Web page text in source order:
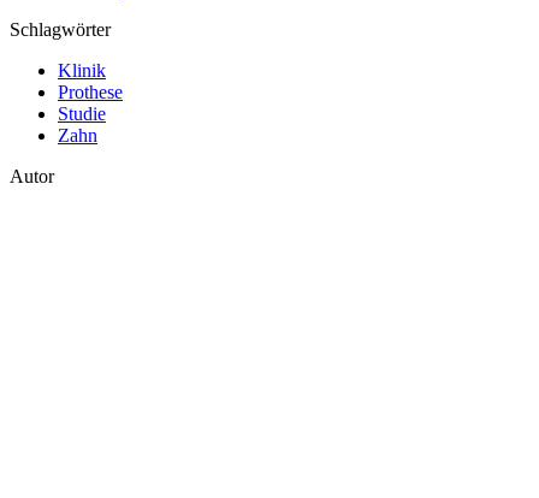
Schlagwörter
Klinik
Prothese
Studie
Zahn
Autor